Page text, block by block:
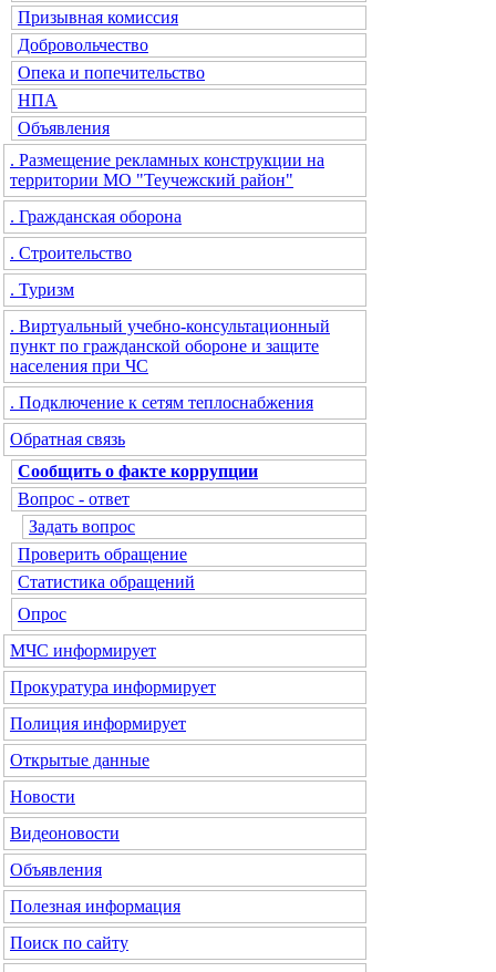
Призывная комиссия
Добровольчество
Опека и попечительство
НПА
Объявления
. Размещение рекламных конструкции на
территории МО "Теучежский район"
. Гражданская оборона
. Строительство
. Туризм
. Виртуальный учебно-консультационный
пункт по гражданской обороне и защите
населения при ЧС
. Подключение к сетям теплоснабжения
Обратная связь
Сообщить о факте коррупции
Вопрос - ответ
Задать вопрос
Проверить обращение
Статистика обращений
Опрос
МЧС информирует
Прокуратура информирует
Полиция информирует
Открытые данные
Новости
Видеоновости
Объявления
Полезная информация
Поиск по сайту